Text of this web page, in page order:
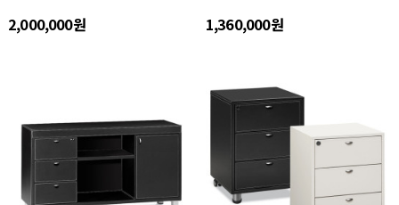
2,000,000원 1,360,000원